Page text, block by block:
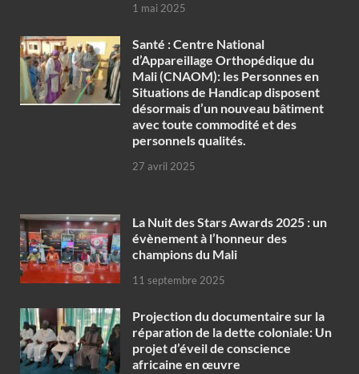
1 mai 2025
Santé : Centre National
d’Appareillage Orthopédique du
Mali (CNAOM): les Personnes en
Situations de Handicap disposent
désormais d’un nouveau bâtiment
avec toute commodité et des
personnels qualités.
27 avril 2025
‎La Nuit des Stars Awards 2025 : un
évènement à l’honneur des
champions du Mali
11 septembre 2025
Projection du documentaire sur la
réparation de la dette coloniale: Un
projet d’éveil de conscience
africaine en œuvre‎